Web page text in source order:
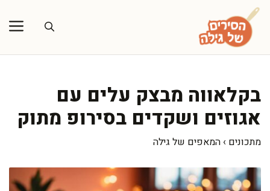
לדלג
לתוכן
בקלאווה מבצק עלים עם
אגוזים ושקדים בסירופ מתוק
מתכונים › המאפים של גילה